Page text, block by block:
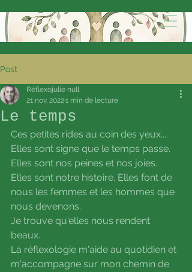
Post
Le temps
Réflexojulie null
21 nov. 20221 min de lecture
Ces petites rides au coin des yeux...
Elles sont signe que le temps passe.
Elles sont nos peines et nos joies.
Elles sont notre histoire. Elles font de
nous les femmes et les hommes que
nous devenons.
Je trouve qu'elles nous rendent
beaux.
La réflexologie m'aide au quotidien et
m'accompagne sur mon chemin de